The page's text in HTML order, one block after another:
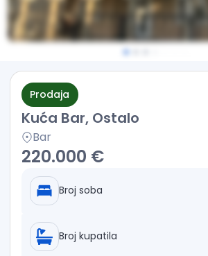
Prodaja
Kuća Bar, Ostalo
Bar
220.000 €
Broj soba
Broj kupatila